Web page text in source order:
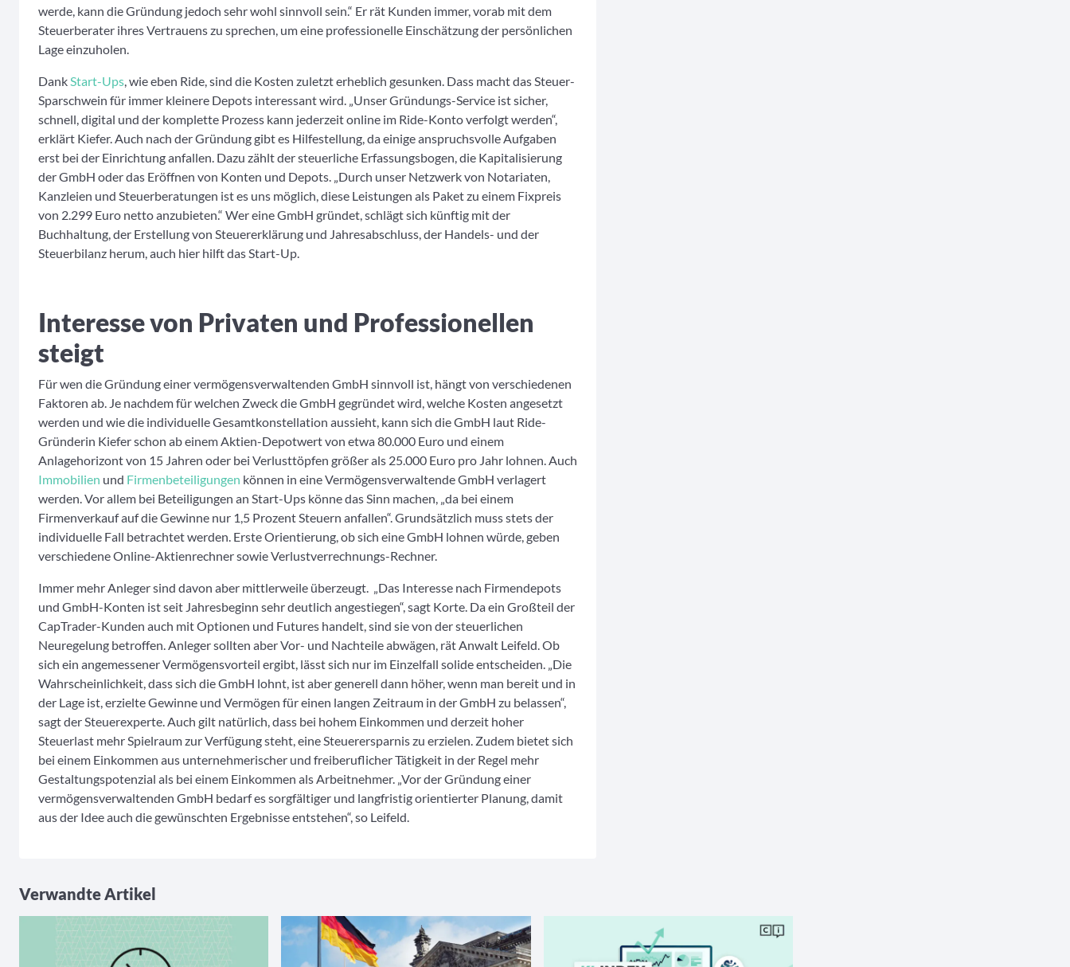
werde, kann die Gründung jedoch sehr wohl sinnvoll sein.“ Er rät Kunden immer, vorab mit dem
Steuerberater ihres Vertrauens zu sprechen, um eine professionelle Einschätzung der persönlichen
Lage einzuholen.
Dank Start-Ups , wie eben Ride, sind die Kosten zuletzt erheblich gesunken. Dass macht das Steuer-
Sparschwein für immer kleinere Depots interessant wird. „Unser Gründungs-Service ist sicher,
schnell, digital und der komplette Prozess kann jederzeit online im Ride-Konto verfolgt werden“,
erklärt Kiefer. Auch nach der Gründung gibt es Hilfestellung, da einige anspruchsvolle Aufgaben
erst bei der Einrichtung anfallen. Dazu zählt der steuerliche Erfassungsbogen, die Kapitalisierung
der GmbH oder das Eröffnen von Konten und Depots. „Durch unser Netzwerk von Notariaten,
Kanzleien und Steuerberatungen ist es uns möglich, diese Leistungen als Paket zu einem Fixpreis
von 2.299 Euro netto anzubieten.“ Wer eine GmbH gründet, schlägt sich künftig mit der
Buchhaltung, der Erstellung von Steuererklärung und Jahresabschluss, der Handels- und der
Steuerbilanz herum, auch hier hilft das Start-Up.
Interesse von Privaten und Professionellen
steigt
Für wen die Gründung einer vermögensverwaltenden GmbH sinnvoll ist, hängt von verschiedenen
Faktoren ab. Je nachdem für welchen Zweck die GmbH gegründet wird, welche Kosten angesetzt
werden und wie die individuelle Gesamtkonstellation aussieht, kann sich die GmbH laut Ride-
Gründerin Kiefer schon ab einem Aktien-Depotwert von etwa 80.000 Euro und einem
Anlagehorizont von 15 Jahren oder bei Verlusttöpfen größer als 25.000 Euro pro Jahr lohnen. Auch
Immobilien und Firmenbeteiligungen können in eine Vermögensverwaltende GmbH verlagert
werden. Vor allem bei Beteiligungen an Start-Ups könne das Sinn machen, „da bei einem
Firmenverkauf auf die Gewinne nur 1,5 Prozent Steuern anfallen“. Grundsätzlich muss stets der
individuelle Fall betrachtet werden. Erste Orientierung, ob sich eine GmbH lohnen würde, geben
verschiedene Online-Aktienrechner sowie Verlustverrechnungs-Rechner.
Immer mehr Anleger sind davon aber mittlerweile überzeugt. „Das Interesse nach Firmendepots
und GmbH-Konten ist seit Jahresbeginn sehr deutlich angestiegen“, sagt Korte. Da ein Großteil der
CapTrader-Kunden auch mit Optionen und Futures handelt, sind sie von der steuerlichen
Neuregelung betroffen. Anleger sollten aber Vor- und Nachteile abwägen, rät Anwalt Leifeld. Ob
sich ein angemessener Vermögensvorteil ergibt, lässt sich nur im Einzelfall solide entscheiden. „Die
Wahrscheinlichkeit, dass sich die GmbH lohnt, ist aber generell dann höher, wenn man bereit und in
der Lage ist, erzielte Gewinne und Vermögen für einen langen Zeitraum in der GmbH zu belassen“,
sagt der Steuerexperte. Auch gilt natürlich, dass bei hohem Einkommen und derzeit hoher
Steuerlast mehr Spielraum zur Verfügung steht, eine Steuerersparnis zu erzielen. Zudem bietet sich
bei einem Einkommen aus unternehmerischer und freiberuflicher Tätigkeit in der Regel mehr
Gestaltungspotenzial als bei einem Einkommen als Arbeitnehmer. „Vor der Gründung einer
vermögensverwaltenden GmbH bedarf es sorgfältiger und langfristig orientierter Planung, damit
aus der Idee auch die gewünschten Ergebnisse entstehen“, so Leifeld.
Verwandte Artikel